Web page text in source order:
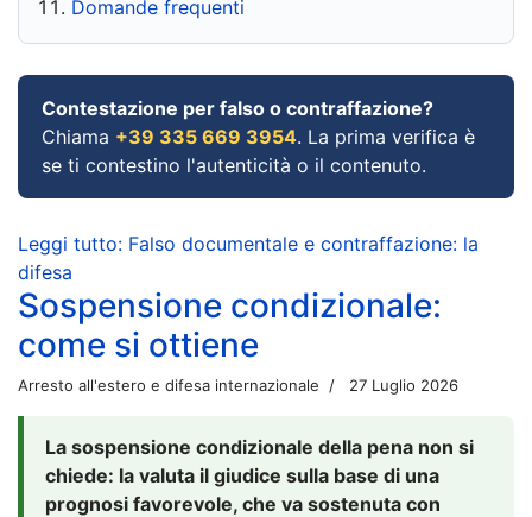
Domande frequenti
Contestazione per falso o contraffazione?
Chiama +39 335 669 3954. La prima verifica è
se ti contestino l'autenticità o il contenuto.
Leggi tutto: Falso documentale e contraffazione: la
difesa
Sospensione condizionale:
come si ottiene
Arresto all'estero e difesa internazionale 27 Luglio 2026
La sospensione condizionale della pena non si
chiede: la valuta il giudice sulla base di una
prognosi favorevole, che va sostenuta con